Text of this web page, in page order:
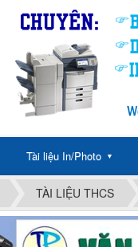
Tài liệu In/Photo ▼
TÀI LIỆU THCS